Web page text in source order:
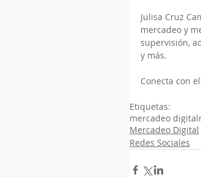
Julisa Cruz
mercadeo y
supervisión,
y más.
Conecta con
Etiquetas:
mercadeo digital
Mercadeo Digital
Redes Sociales